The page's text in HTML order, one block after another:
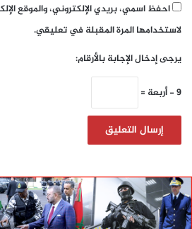
احفظ اسمي، بريدي الإلكتروني، والموقع
لاستخدامها المرة المقبلة في تعليقي.
يرجى إدخال الإجابة بالأرقام:
9 − أربعة =